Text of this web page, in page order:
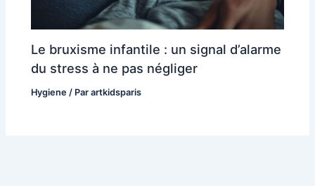
Le bruxisme infantile : un signal d’alarme
du stress à ne pas négliger
Hygiene / Parartkidsparis